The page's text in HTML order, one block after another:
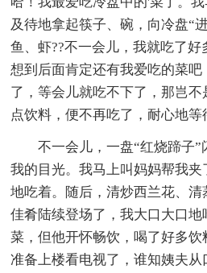
及待地拿起筷子、碗，向冷盘“
鱼、虾??不一会儿，我就吃了
想到后面肯定还有我爱吃的菜
了，等会儿就吃不下了，那岂
点饮料，便不再吃了，耐心地等
不一会儿，一盘“红烧蹄子
我的目光。我马上叫妈妈帮我
地吃着。随后，清炒西兰花、
佳肴陆续登场了，我大口大口
菜，但他开怀畅饮，喝了好多
准备上楼看电视了，谁知姨夫从